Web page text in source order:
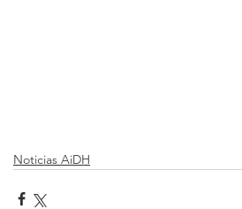
Noticias AiDH